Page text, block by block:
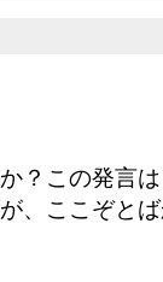
？この発言
、ここぞと